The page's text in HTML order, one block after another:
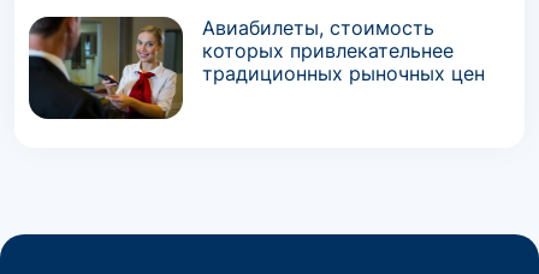
Авиабилеты, стоимость
которых привлекательнее
традиционных рыночных цен